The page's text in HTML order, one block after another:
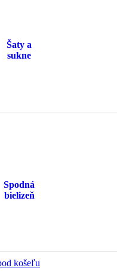
Šaty a
sukne
Spodná
bielizeň
košeľu